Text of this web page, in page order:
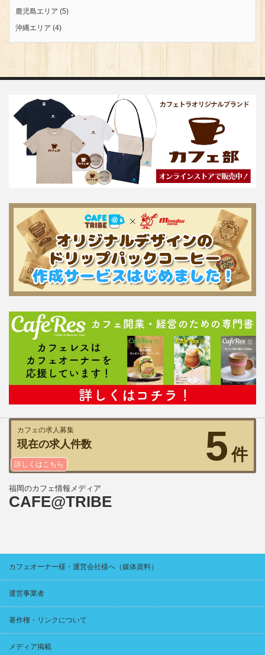
鹿児島エリア (5)
沖縄エリア (4)
カフェの求人募集
現在の求人件数 5 件
詳しくはこちら
福岡のカフェ情報メディア
CAFE@TRIBE
カフェオーナー様・運営会社様へ（媒体資料）
運営事業者
著作権・リンクについて
メディア掲載